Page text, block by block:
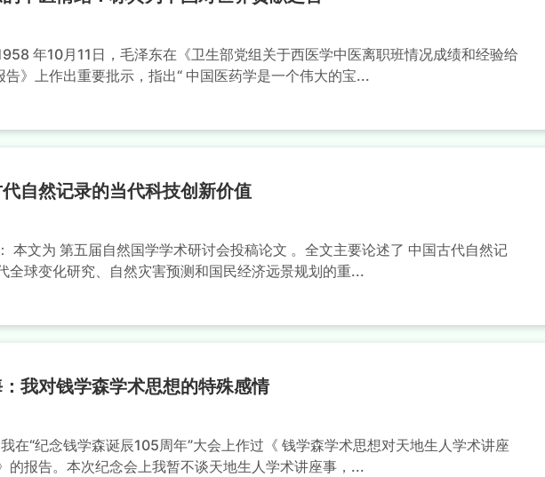
年10月11日，毛泽东在《卫生部党组关于西医学中医离职班情况成绩和经验给
告》上作出重要批示，指出“ 中国医药学是一个伟大的宝...
自然记录的当代科技创新价值
本文为 第五届自然国学学术研讨会投稿论文 。全文主要论述了 中国古代自然记
全球变化研究、自然灾害预测和国民经济远景规划的重...
我对钱学森学术思想的特殊感情
在“纪念钱学森诞辰105周年”大会上作过《 钱学森学术思想对天地生人学术讲座
的报告。本次纪念会上我暂不谈天地生人学术讲座事，...